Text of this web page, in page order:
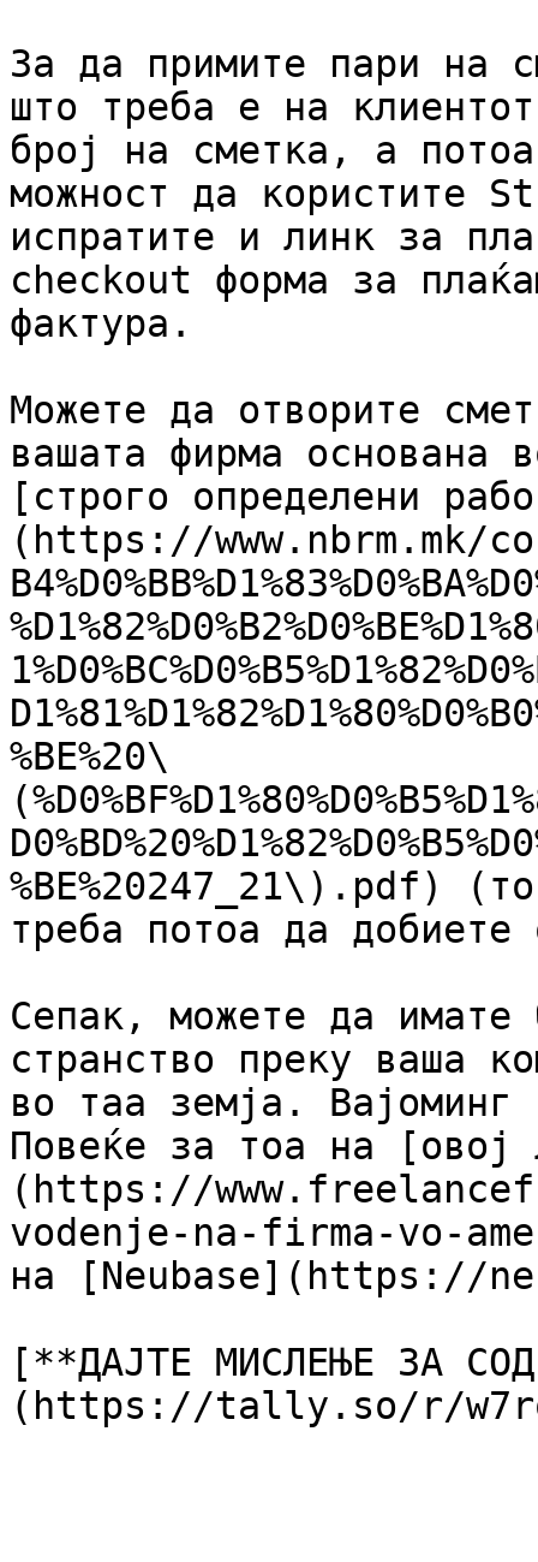
За да примите пари на
што треба е на
број на сметка, а
можност да користите
испратите и линк за
checkout форма за
фактура.
Можете да отворите
вашата фирма основана
[строго определени
(https://www.nbrm.mk/
%BE%20\
%BE%20247_21\).pdf)
треба потоа да
Сепак, можете да имате
странство преку ваша
во таа земја.
Повеќе за тоа на [овој
(https://
vodenje-na-firma-vo-
на [Neubase](https://
[**ДАЈТЕ МИСЛЕЊЕ ЗА